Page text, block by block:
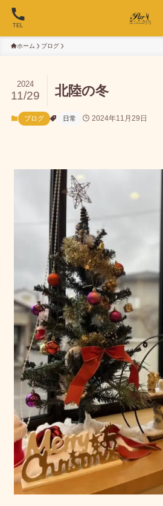
TEL
ホーム ブログ
北陸の冬
2024
11/29
ブログ 日常 2024年11月29日